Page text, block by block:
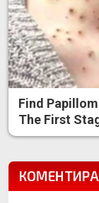
Find
The First